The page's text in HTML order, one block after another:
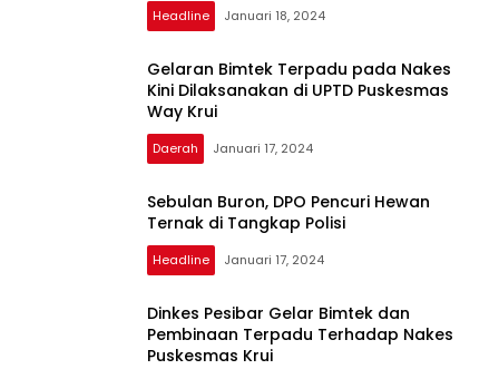
Headline Januari 18, 2024
Gelaran Bimtek Terpadu pada Nakes
Kini Dilaksanakan di UPTD Puskesmas
Way Krui
Daerah Januari 17, 2024
Sebulan Buron, DPO Pencuri Hewan
Ternak di Tangkap Polisi
Headline Januari 17, 2024
Dinkes Pesibar Gelar Bimtek dan
Pembinaan Terpadu Terhadap Nakes
Puskesmas Krui